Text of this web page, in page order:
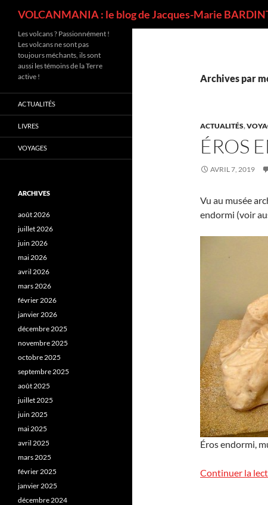
VOLCANMANIA : le blog de Jacques-Marie
Archives par
ACTUALITÉS,
ÉROS
AVRIL 7, 2019
Vu au musée
endormi (voir
Éros endormi,
Continuer la
Les volcans ? Passionnément !
Les volcans ne sont pas
toujours méchants, ils sont
aussi les témoins de la Terre
active !
ACTUALITÉS
LIVRES
VOYAGES
ARCHIVES
août 2026
juillet 2026
juin 2026
mai 2026
avril 2026
mars 2026
février 2026
janvier 2026
décembre 2025
novembre 2025
octobre 2025
septembre 2025
août 2025
juillet 2025
juin 2025
mai 2025
avril 2025
mars 2025
février 2025
janvier 2025
décembre 2024